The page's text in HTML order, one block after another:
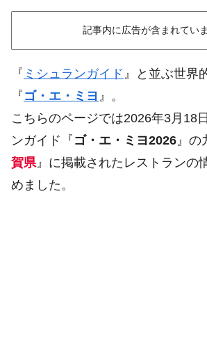
記事内に広告が含まれていま
『 ミシュランガイド 』と並ぶ世界
『 ゴ・エ・ミヨ 』。
こちらのページでは2026年3月18
ンガイド『 ゴ・エ・ミヨ2026 』の
賀県 』に掲載されたレストランの
めました。